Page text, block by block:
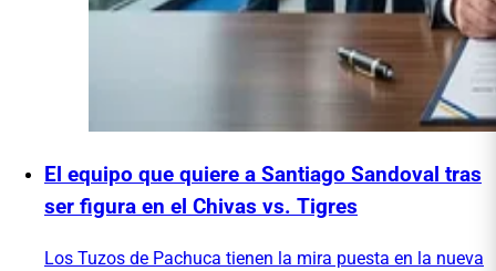
El equipo que quiere a Santiago Sandoval tras
ser figura en el Chivas vs. Tigres
Los Tuzos de Pachuca tienen la mira puesta en la nueva